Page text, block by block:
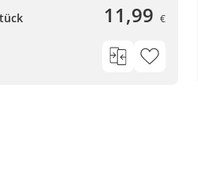
11,99 €